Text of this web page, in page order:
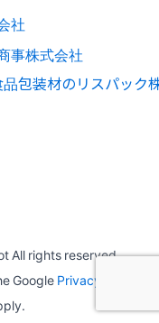
All rights reserved.
Google Privacy Policy